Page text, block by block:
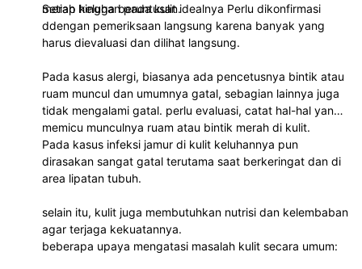
merah hingga beruntusan.
Setiap keluhan pada kulit idealnya Perlu dikonfirmasi
ddengan pemeriksaan langsung karena banyak yang
harus dievaluasi dan dilihat langsung.
Pada kasus alergi, biasanya ada pencetusnya bintik atau
ruam muncul dan umumnya gatal, sebagian lainnya juga
tidak mengalami gatal. perlu evaluasi, catat hal-hal yang
memicu munculnya ruam atau bintik merah di kulit.
Pada kasus infeksi jamur di kulit keluhannya pun
dirasakan sangat gatal terutama saat berkeringat dan di
area lipatan tubuh.
selain itu, kulit juga membutuhkan nutrisi dan kelembaban
agar terjaga kekuatannya.
beberapa upaya mengatasi masalah kulit secara umum: